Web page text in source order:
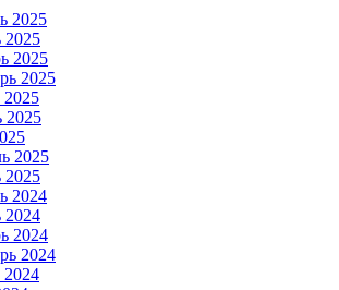
2025
2025
2025
2025
2025
2025
2025
2025
2024
2024
2024
2024
2024